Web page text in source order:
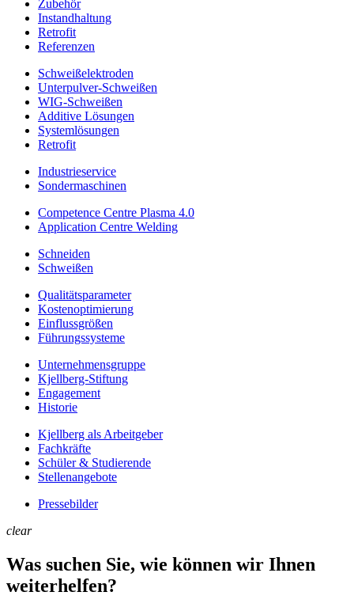
Zubehör
Instandhaltung
Retrofit
Referenzen
Schweißelektroden
Unterpulver-Schweißen
WIG-Schweißen
Additive Lösungen
Systemlösungen
Retrofit
Industrieservice
Sondermaschinen
Competence Centre Plasma 4.0
Application Centre Welding
Schneiden
Schweißen
Qualitätsparameter
Kostenoptimierung
Einflussgrößen
Führungssysteme
Unternehmens­gruppe
Kjellberg-Stiftung
Engagement
Historie
Kjellberg als Arbeitgeber
Fachkräfte
Schüler & Studierende
Stellenangebote
Pressebilder
clear
Was suchen Sie, wie können wir Ihnen
weiterhelfen?